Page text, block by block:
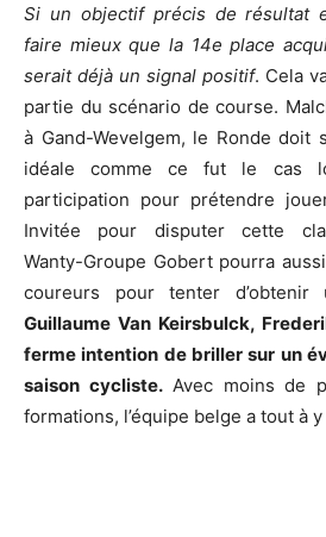
Si un objectif précis de résultat
faire mieux que la 14e place
serait déjà un signal positif. Cela
partie du scénario de course.
à Gand-Wevelgem, le Ronde doit
idéale comme ce fut le cas
participation pour prétendre
Invitée pour disputer cette
Wanty-Groupe Gobert pourra
coureurs pour tenter d’obtenir
Guillaume Van Keirsbulck,
ferme intention de briller sur un
saison cycliste.Avec moins de
formations, l’équipe belge a tout à